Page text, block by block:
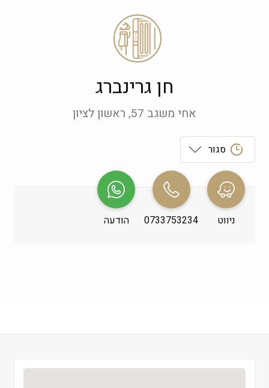
חן גרינברג
אחי משגב 57, ראשון לציון
סגור
ראשון
שני
09:00-21:00
שלישי
ניווט 0733753234 הודעה